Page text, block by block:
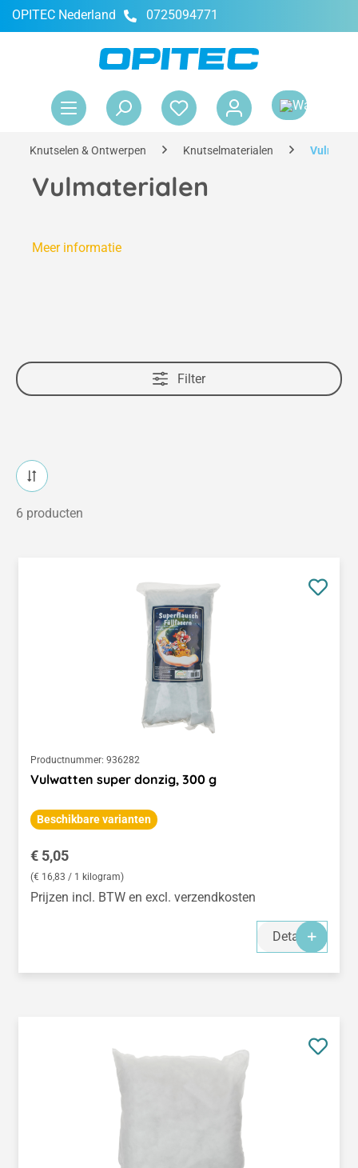
OPITEC Nederland 0725094771
Knutselen & Ontwerpen Knutselmaterialen
Vulmaterialen
Meer informatie
Filter
6 producten
Productnummer: 936282
Vulwatten super donzig, 300 g
Beschikbare varianten
Normale prijs:
€ 5,05
(€ 16,83 / 1 kilogram)
Prijzen incl. BTW en excl. verzendkosten
Details